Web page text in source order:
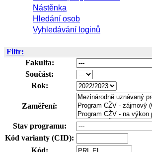
Nástěnka
Hledání osob
Vyhledávání loginů
Filtr:
Fakulta:
Součást:
Rok:
Zaměření:
Stav programu:
Kód varianty (CID):